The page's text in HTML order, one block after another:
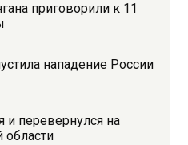
приговорили к 11
нападение России
и перевернулся на
области